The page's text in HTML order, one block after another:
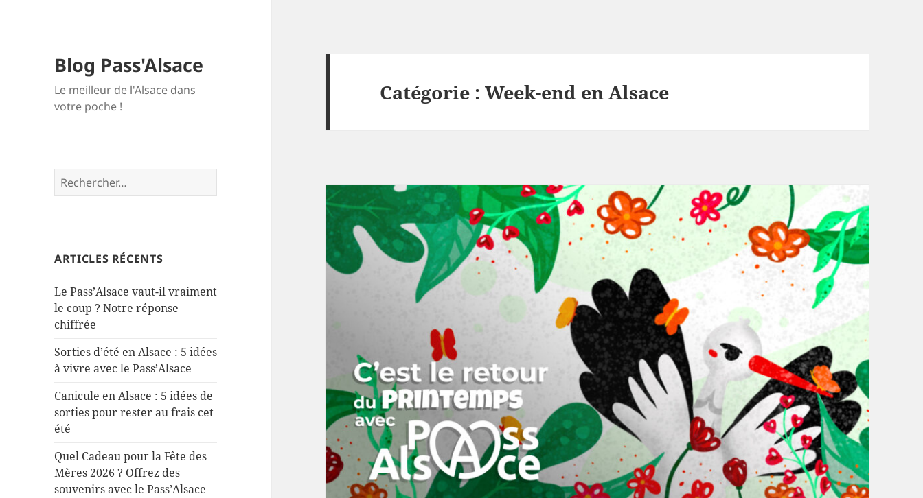
Blog Pass'Alsace
Le meilleur de l'Alsace dans
votre poche !
Rechercher :
ARTICLES RÉCENTS
Le Pass’Alsace vaut-il vraiment
le coup ? Notre réponse
chiffrée
Sorties d’été en Alsace : 5 idées
à vivre avec le Pass’Alsace
Canicule en Alsace : 5 idées de
sorties pour rester au frais cet
été
Quel Cadeau pour la Fête des
Mères 2026 ? Offrez des
souvenirs avec le Pass’Alsace
Catégorie :Week-end en Alsace